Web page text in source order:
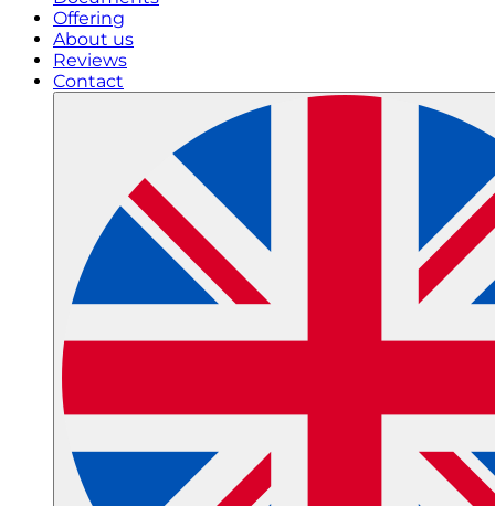
Offering
About us
Reviews
Contact